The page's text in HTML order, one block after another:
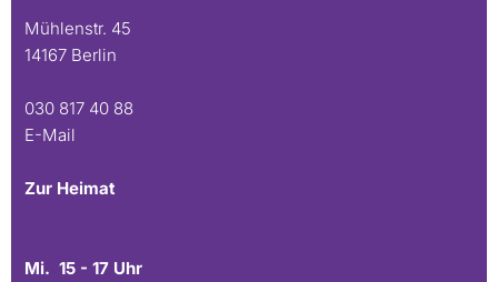
Mühlenstr. 45
14167 Berlin
030 817 40 88
E-Mail
Zur Heimat
Mi. 15 - 17 Uhr